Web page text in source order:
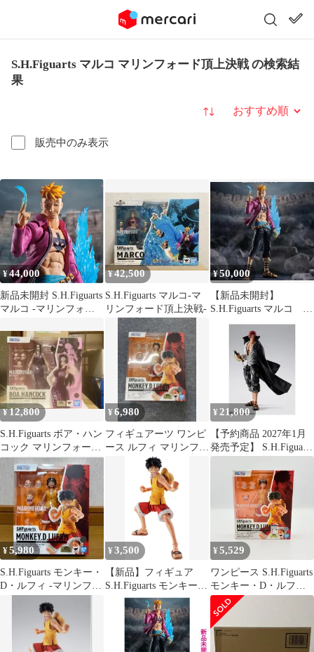
S.H.Figuarts マルコ マリンフォード頂上決戦 の検索結
果
販売中のみ表示
並び替え
¥44,000
新品未開封 S.H.Figuarts
マルコ -マリンフォー
¥42,500
S.H.Figuarts マルコ-マ
リンフォード頂上決戦-
¥50,000
【新品未開封】
S.H.Figuarts マルコ マ
リンフォード 頂上決
¥12,800
S.H.Figuarts ボア・ハン
コック マリンフォード
頂上決戦 送料無料
¥6,980
フィギュアーツ ワンピ
ース ルフィ マリンフォ
ード頂上決戦 新品
¥ 21,800
【予約商品 2027年1月
発売予定】 S.H.Figuarts
ード頂上決戦
¥5,980
S.H.Figuarts モンキー・
D・ルフィ -マリンフォ
ード頂上決戦-
¥3,500
【新品】フィギュア
S.H.Figuarts モンキー・
D・ルフィ -マリンフォ
ード頂上決戦- 「ワン
ピース」
¥5,529
ワンピース S.H.Figuarts
モンキー・D・ルフィ
マリンフォード頂上決
戦